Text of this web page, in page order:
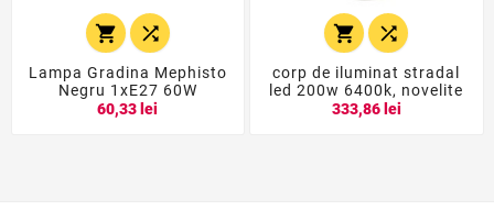
 
Lampa Gradina Mephisto
Negru 1xE27 60W
60,33 lei
 
corp de iluminat stradal
led 200w 6400k, novelite
333,86 lei